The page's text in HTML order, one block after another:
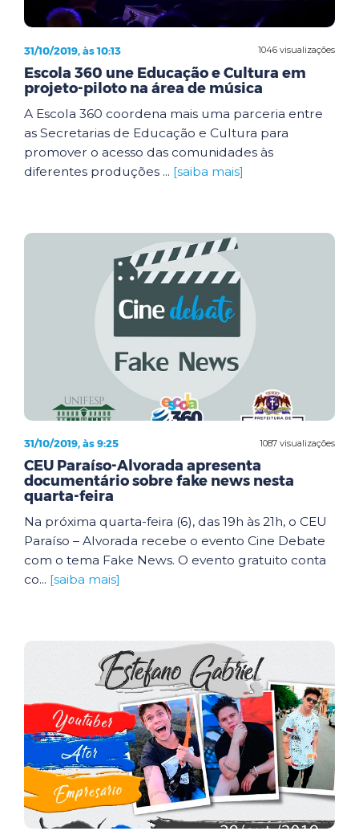
1046 visualizações
31/10/2019, às 10:13
Escola 360 une Educação e Cultura em
projeto-piloto na área de música
A Escola 360 coordena mais uma parceria entre
as Secretarias de Educação e Cultura para
promover o acesso das comunidades às
diferentes produções ... [saiba mais]
1087 visualizações
31/10/2019, às 9:25
CEU Paraíso-Alvorada apresenta
documentário sobre fake news nesta
quarta-feira
Na próxima quarta-feira (6), das 19h às 21h, o CEU
Paraíso – Alvorada recebe o evento Cine Debate
com o tema Fake News. O evento gratuito conta
co... [saiba mais]